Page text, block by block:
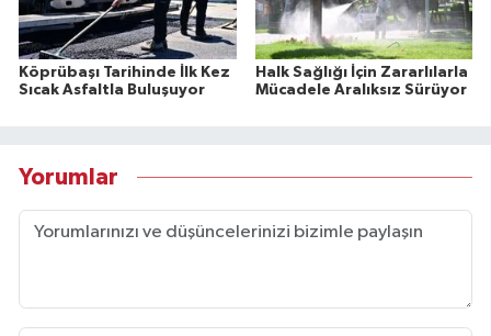
Köprübaşı Tarihinde İlk Kez
Sıcak Asfaltla Buluşuyor
Halk Sağlığı İçin Zararlılarla
Mücadele Aralıksız Sürüyor
Yorumlar